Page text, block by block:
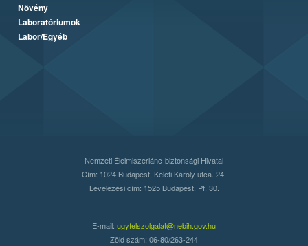
Növény
Laboratóriumok
Labor/Egyéb
Nemzeti Élelmiszerlánc-biztonsági Hivatal
Cím: 1024 Budapest, Keleti Károly utca. 24.
Levelezési cím: 1525 Budapest. Pf. 30.
E-mail: ugyfelszolgalat@nebih.gov.hu
Zöld szám: 06-80/263-244